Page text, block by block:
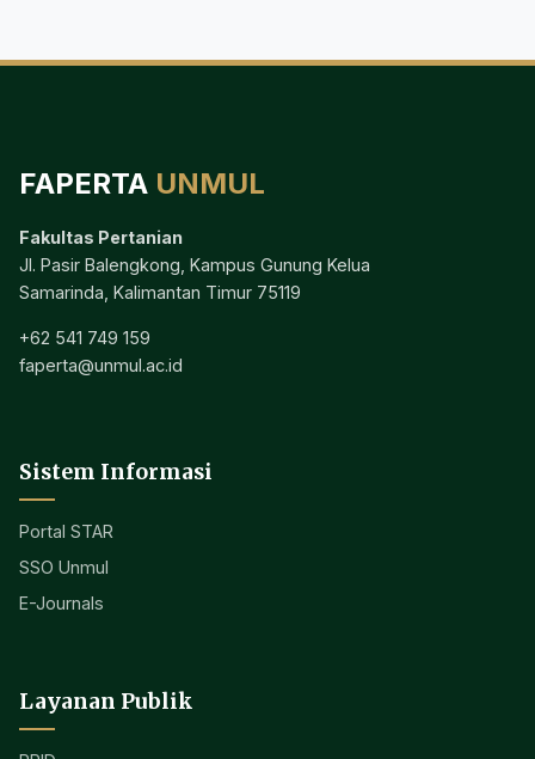
FAPERTA UNMUL
Fakultas Pertanian
Jl. Pasir Balengkong, Kampus Gunung Kelua
Samarinda, Kalimantan Timur 75119
+62 541 749 159
faperta@unmul.ac.id
Sistem Informasi
Portal STAR
SSO Unmul
E-Journals
Layanan Publik